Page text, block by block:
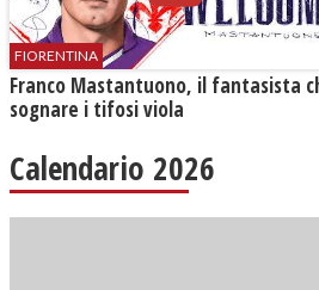
FIORENTINA
Franco Mastantuono, il fantasista
sognare i tifosi viola
Calendario 2026